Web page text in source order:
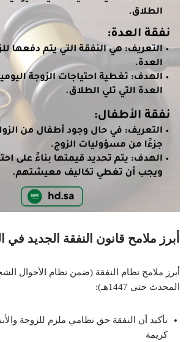
أبرز ملامح قانون النفقة الجديد في
أبرز ملامح نظام النفقة (ضمن نظام الأحوال
المحدث حتى 1447هـ):
تأكيد أن النفقة حق نظامي ملزم للزوجة
كريمة